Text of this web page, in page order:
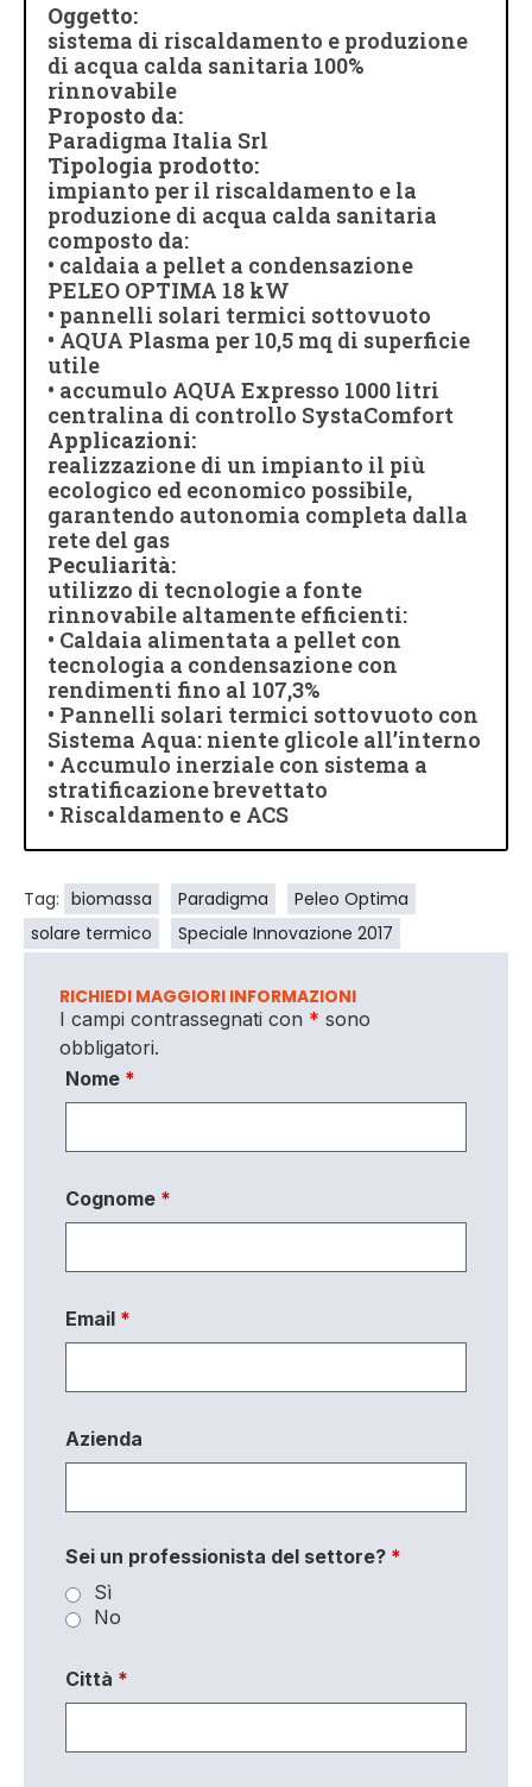
Oggetto:
sistema di riscaldamento e produzione
di acqua calda sanitaria 100%
rinnovabile
Proposto da:
Paradigma Italia Srl
Tipologia prodotto:
impianto per il riscaldamento e la
produzione di acqua calda sanitaria
composto da:
• caldaia a pellet a condensazione
PELEO OPTIMA 18 kW
• pannelli solari termici sottovuoto
• AQUA Plasma per 10,5 mq di superficie
utile
• accumulo AQUA Expresso 1000 litri
centralina di controllo SystaComfort
Applicazioni:
realizzazione di un impianto il più
ecologico ed economico possibile,
garantendo autonomia completa dalla
rete del gas
Peculiarità:
utilizzo di tecnologie a fonte
rinnovabile altamente efficienti:
• Caldaia alimentata a pellet con
tecnologia a condensazione con
rendimenti fino al 107,3%
• Pannelli solari termici sottovuoto con
Sistema Aqua: niente glicole all’interno
• Accumulo inerziale con sistema a
stratificazione brevettato
• Riscaldamento e ACS
Tag: biomassa Paradigma
Peleo Optima
solare termico
Speciale Innovazione 2017
RICHIEDI MAGGIORI INFORMAZIONI
I campi contrassegnati con * sono
obbligatori.
Nome *
Cognome *
Email *
Azienda
Sei un professionista del settore? *
Sì
No
Città *